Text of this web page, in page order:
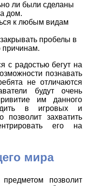
ли были сделаны
дом.
к любым видам
пробелы в
причинам.
с радостью бегут на
познавать
не отличаются
будут очень
им данного
в игровых и
позволит захватить
его на
мира
позволит